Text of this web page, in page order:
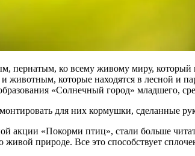
пернатым, ко всему живому миру,
которые находятся в лесной и
«Солнечный город» младшего,
для них кормушки, сделанные
акции «Покорми птиц», стали больше
природе. Все это способствует